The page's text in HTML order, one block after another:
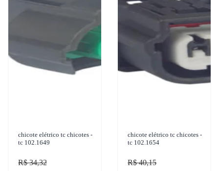
chicote elétrico tc chicotes -
tc 102.1649
R$ 34,32
chicote elétrico tc chicotes -
tc 102.1654
R$ 40,15